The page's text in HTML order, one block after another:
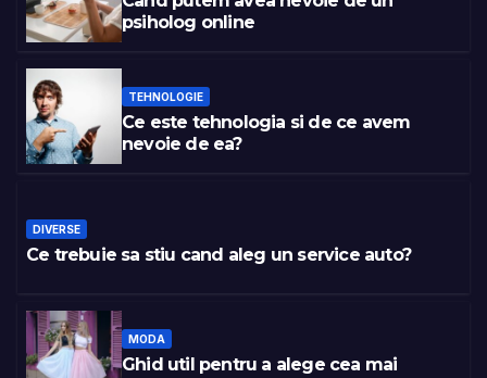
psiholog online
TEHNOLOGIE
Ce este tehnologia si de ce avem
nevoie de ea?
DIVERSE
Ce trebuie sa stiu cand aleg un service auto?
MODA
Ghid util pentru a alege cea mai